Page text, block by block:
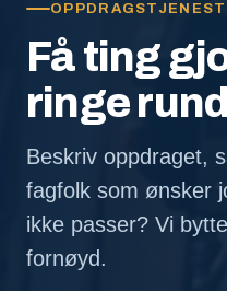
Få ting
ringe
Beskriv oppdraget,
fagfolk som ønsker
ikke passer? Vi
fornøyd.